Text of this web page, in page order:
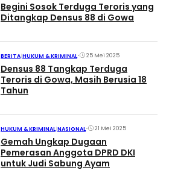
Begini Sosok Terduga Teroris yang
Ditangkap Densus 88 di Gowa
BERITA|HUKUM & KRIMINAL• 25 Mei 2025
Densus 88 Tangkap Terduga
Teroris di Gowa, Masih Berusia 18
Tahun
HUKUM & KRIMINAL|NASIONAL• 21 Mei 2025
Gemah Ungkap Dugaan
Pemerasan Anggota DPRD DKI
untuk Judi Sabung Ayam